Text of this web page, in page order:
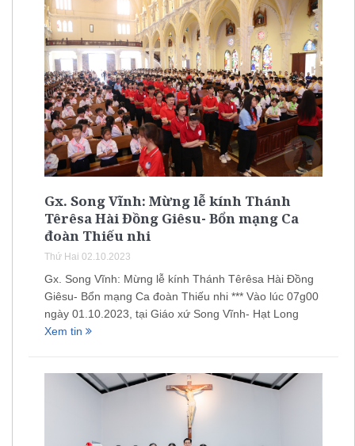
Gx. Song Vĩnh: Mừng lễ kính Thánh
Têrêsa Hài Đồng Giêsu- Bổn mạng Ca
đoàn Thiếu nhi
Thứ Hai 02.10.2023
Gx. Song Vĩnh: Mừng lễ kính Thánh Têrêsa Hài Đồng
Giêsu- Bổn mạng Ca đoàn Thiếu nhi *** Vào lúc 07g00
ngày 01.10.2023, tại Giáo xứ Song Vĩnh- Hạt Long
Xem tin